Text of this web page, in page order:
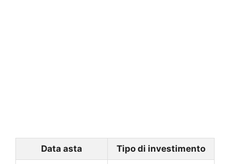
Data asta Tipo di investimento